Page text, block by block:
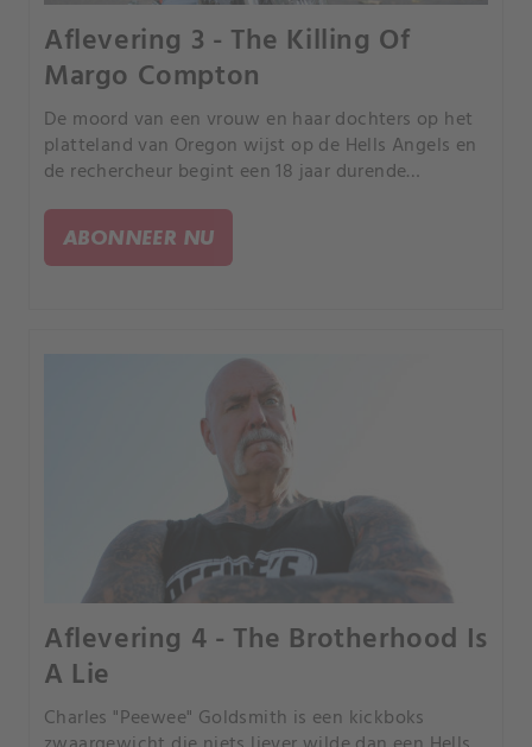
Aflevering 3 - The Killing Of
Margo Compton
De moord van een vrouw en haar dochters op het
platteland van Oregon wijst op de Hells Angels en
de rechercheur begint een 18 jaar durende
Familieleden en ooggetuigen vertellen voor het
eerst hun verhaal.
ABONNEER NU
Aflevering 4 - The Brotherhood Is
A Lie
Charles "Peewee" Goldsmith is een kickboks